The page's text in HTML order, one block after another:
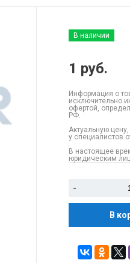
В наличии
1 руб.
Информация о
исключительно
офертой,
РФ.
Актуальную
у специалистов
В настоящее
юридическим
-
В